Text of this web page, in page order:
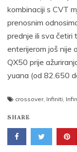
kombinaciji s CVT
prenosnim
prednje ili sva četiri
enterijerom još nije
QX50 prije
yuana (od 82.650
crossover, Infiniti
SHARE